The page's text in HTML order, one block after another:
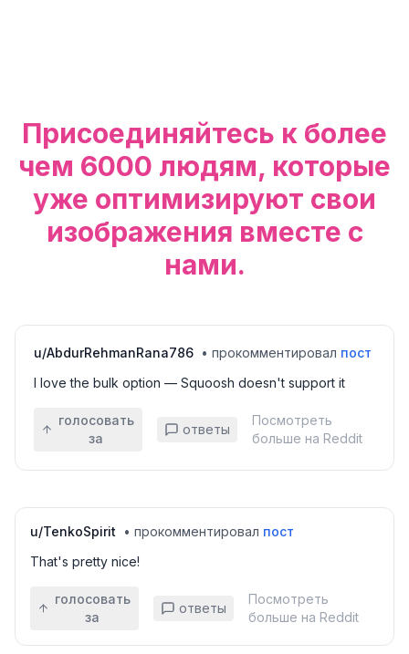
Присоединяйтесь к более
чем 6000 людям, которые
уже оптимизируют свои
изображения вместе с
нами.
u/AbdurRehmanRana786 • прокомментировал пост
I love the bulk option — Squoosh doesn't support it
голосовать
за
ответы
Посмотреть
больше на Reddit
u/TenkoSpirit • прокомментировал пост
That's pretty nice!
голосовать
за
ответы
Посмотреть
больше на Reddit